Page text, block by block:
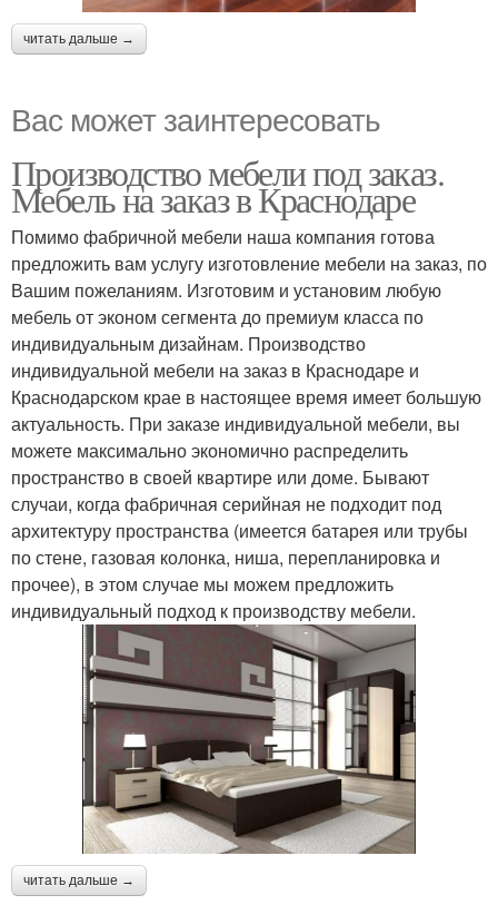
читать дальше →
Вас может заинтересовать
Производство мебели под заказ.
Мебель на заказ в Краснодаре
Помимо фабричной мебели наша компания готова
предложить вам услугу изготовление мебели на заказ, по
Вашим пожеланиям. Изготовим и установим любую
мебель от эконом сегмента до премиум класса по
индивидуальным дизайнам. Производство
индивидуальной мебели на заказ в Краснодаре и
Краснодарском крае в настоящее время имеет большую
актуальность. При заказе индивидуальной мебели, вы
можете максимально экономично распределить
пространство в своей квартире или доме. Бывают
случаи, когда фабричная серийная не подходит под
архитектуру пространства (имеется батарея или трубы
по стене, газовая колонка, ниша, перепланировка и
прочее), в этом случае мы можем предложить
индивидуальный подход к производству мебели.
читать дальше →